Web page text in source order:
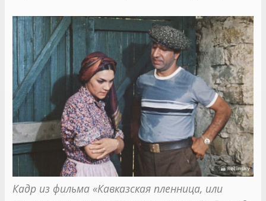
Кадр из фильма «Кавказская пленница, или